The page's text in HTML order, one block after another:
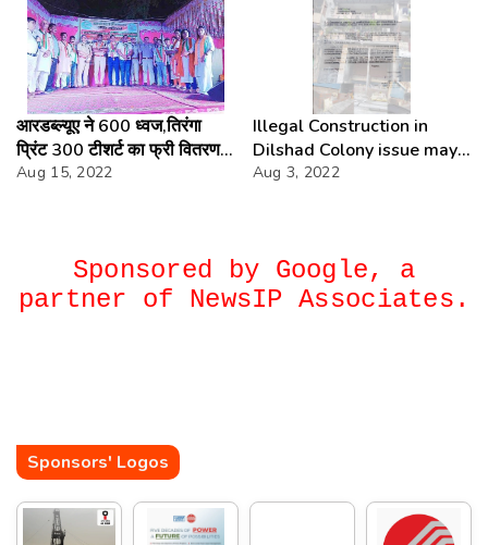
आरडब्ल्यूए ने 600 ध्वज,तिरंगा
प्रिंट 300 टीशर्ट का फ्री वितरण
किया,DCP,SHO,SDM ने दर्ज
Aug 15, 2022
Illegal Construction in
Dilshad Colony issue may
rais on the portal of Mr
Aug 3, 2022
Sponsored by Google, a
partner of NewsIP Associates.
Sponsors' Logos